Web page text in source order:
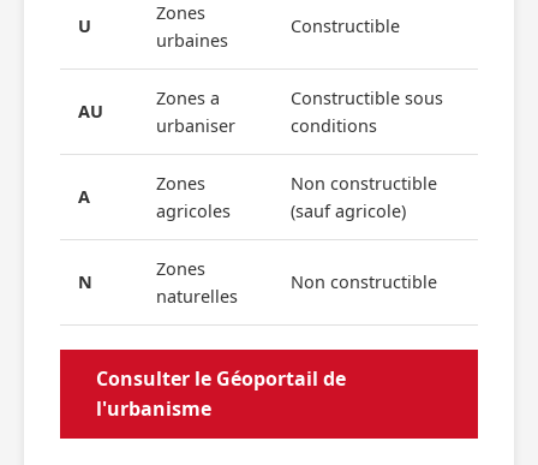
U
Zones
urbaines
Constructible
AU
Zones a
urbaniser
Constructible sous
conditions
A
Zones
agricoles
Non constructible
(sauf agricole)
N
Zones
naturelles
Non constructible
Consulter le Géoportail de
l'urbanisme